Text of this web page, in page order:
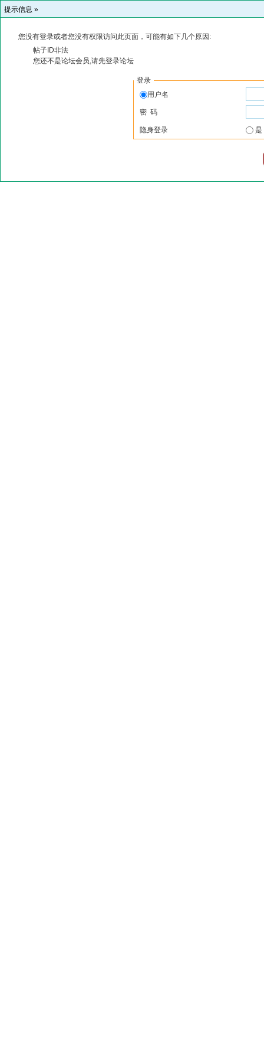
提示信息 »
您没有登录或者您没有权限访问此页面，可能有如下几个原因:
帖子ID非法
您还不是论坛会员,请先登录论坛
登录
用户名
密 码
隐身登录